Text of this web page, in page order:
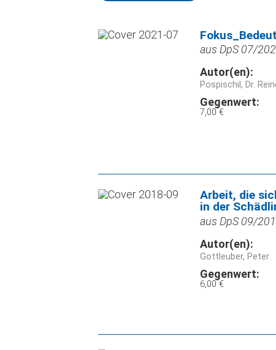
aus DpS 07/
Autor(en):
Pospischil, Dr.
Gegenwert:
7,00 €
Arbeit, die
in der
aus DpS 09/
Autor(en):
Gottleuber, Peter
Gegenwert:
6,00 €